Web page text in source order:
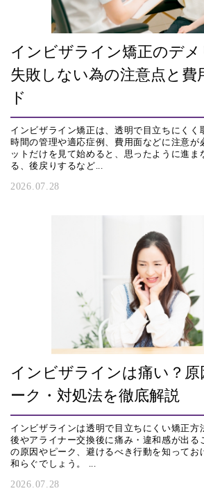
インビザライン矯正のデメ
失敗しない為の注意点と費
ド
インビザライン矯正は、透明で目立ちにくく
時間の管理や適応症例、費用面などに注意が
ットだけを見て始めると、思ったように進ま
る、後戻りするなど...
2026.07.28
インビザラインは痛い？
ーク・対処法を徹底解説
インビザラインは透明で目立ちにくい矯正方
後やアライナー交換後に痛み・違和感が出る
の原因やピーク、避けるべき行動を知ってお
和らぐでしょう。 ...
2026.07.28